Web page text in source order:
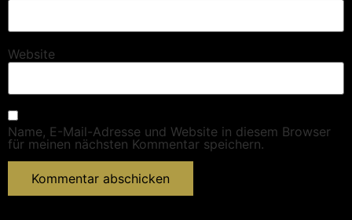
Website
Name, E-Mail-Adresse und Website in diesem Browser
für meinen nächsten Kommentar speichern.